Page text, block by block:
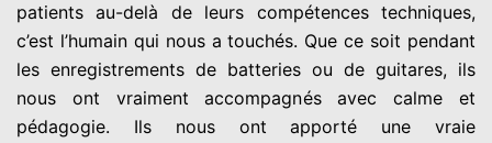
patients au-delà de leurs compétences techniques,
c’est l’humain qui nous a touchés. Que ce soit pendant
les enregistrements de batteries ou de guitares, ils
nous ont vraiment accompagnés avec calme et
pédagogie. Ils nous ont apporté une vraie